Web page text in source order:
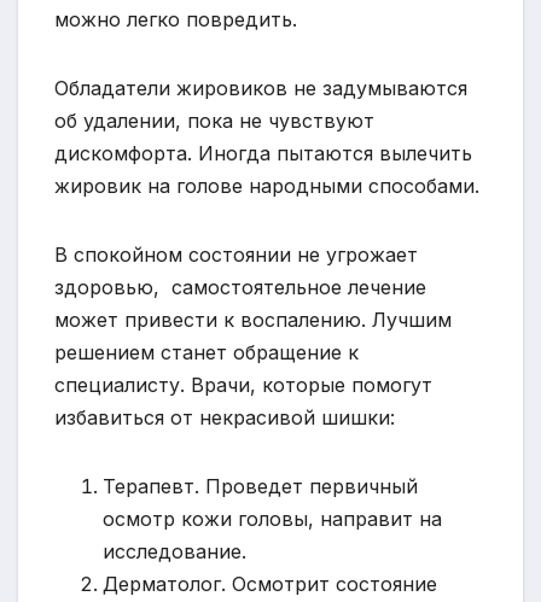
можно легко повредить.
Обладатели жировиков не задумываются
об удалении, пока не чувствуют
дискомфорта. Иногда пытаются вылечить
жировик на голове народными способами.
В спокойном состоянии не угрожает
здоровью, самостоятельное лечение
может привести к воспалению. Лучшим
решением станет обращение к
специалисту. Врачи, которые помогут
избавиться от некрасивой шишки:
Терапевт. Проведет первичный
осмотр кожи головы, направит на
исследование.
Дерматолог. Осмотрит состояние